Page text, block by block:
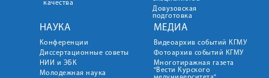
качества
Довузовская
подготовка
НАУКА
Конференции
Диссертационные советы
НИИ и ЭБК
Молодежная наука
МЕДИА
Видеоархив событий КГМУ
Фотоархив событий КГМУ
Многотиражная газета
"Вести Курского